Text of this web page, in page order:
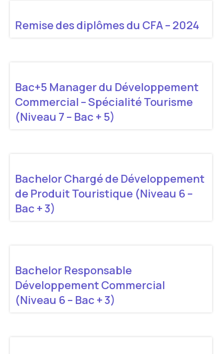
Remise des diplômes du CFA – 2024
Bac+5 Manager du Développement
Commercial – Spécialité Tourisme
(Niveau 7 – Bac + 5)
Bachelor Chargé de Développement
de Produit Touristique (Niveau 6 –
Bac + 3)
Bachelor Responsable
Développement Commercial
(Niveau 6 – Bac + 3)